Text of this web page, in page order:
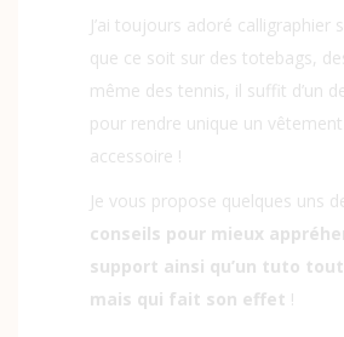
J’ai toujours adoré calligraphier
que ce soit sur des totebags,
même des tennis, il suffit d’un
pour rendre unique un
accessoire !
Je vous propose quelques uns
conseils pour mieux
support ainsi qu’un tuto
mais qui fait son effet !